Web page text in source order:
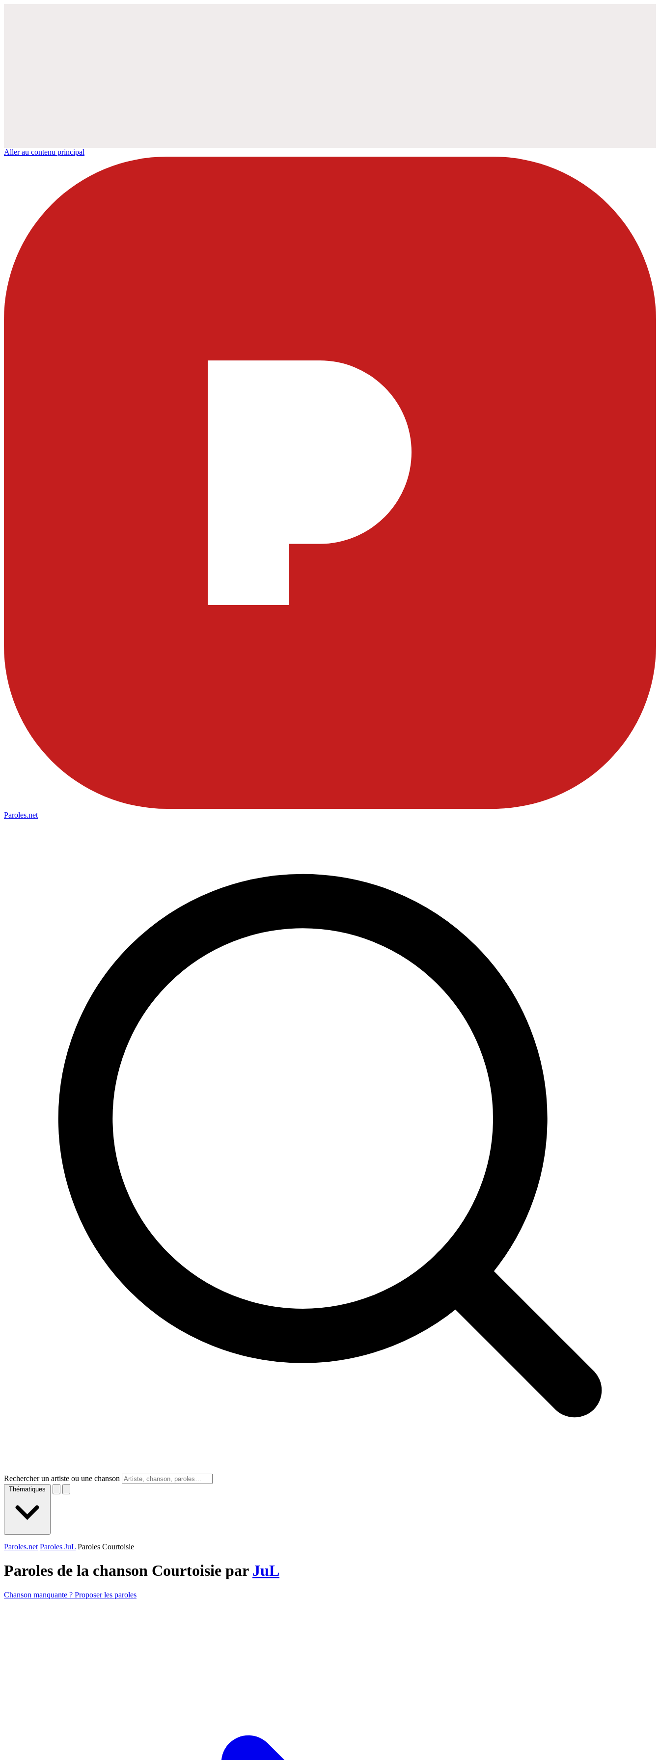
Aller au contenu principal
Paroles.net
Rechercher un artiste ou une chanson
Thématiques
Paroles.net Paroles JuL Paroles Courtoisie
Paroles de la chanson Courtoisie par JuL
Chanson manquante ? Proposer les paroles